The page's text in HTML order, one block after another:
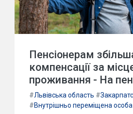
Пенсіонерам
компенсації за
проживання - На
#Львівська область #
#Внутрішньо переміщена особа